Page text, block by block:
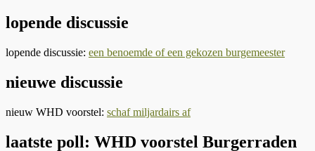
lopende discussie
lopende discussie: een benoemde of een gekozen burgemeester
nieuwe discussie
nieuw WHD voorstel: schaf miljardairs af
laatste poll: WHD voorstel Burgerraden